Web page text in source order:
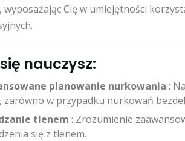
wyposażając Cię w umiejętności
nauczysz:
planowanie nurkowania :
zarówno w przypadku nurkowań
tlenem : Zrozumienie
się z tlenem.